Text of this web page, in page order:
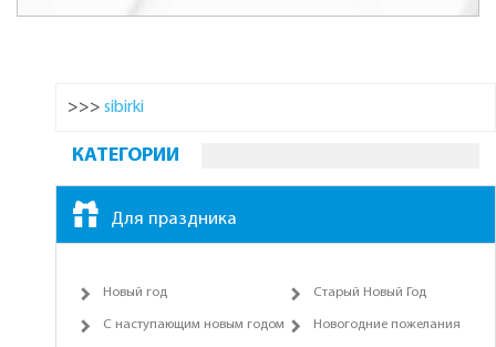
>>> sibirki
КАТЕГОРИИ
Для праздника
Новый год Старый Новый Год
С наступающим новым годом Новогодние пожелания